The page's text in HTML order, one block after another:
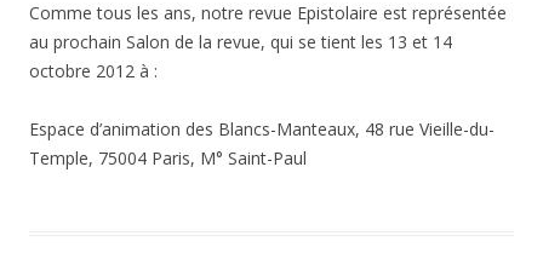
Comme tous les ans, notre revue Epistolaire est représentée
au prochain Salon de la revue, qui se tient les 13 et 14
octobre 2012 à :
Espace d’animation des Blancs-Manteaux, 48 rue Vieille-du-
Temple, 75004 Paris, M° Saint-Paul